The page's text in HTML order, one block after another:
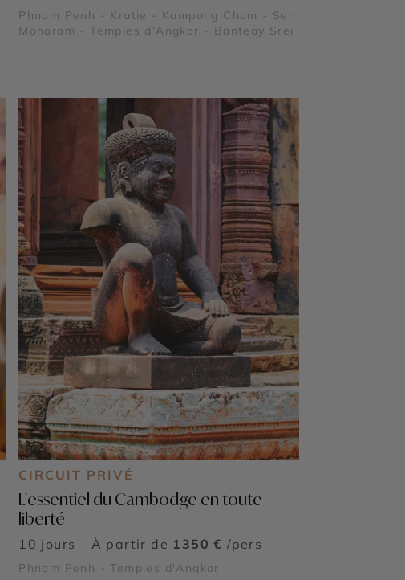
Phnom Penh - Kratie - Kampong Cham - Sen
Monorom - Temples d'Angkor - Banteay Srei
CIRCUIT PRIVÉ
L'essentiel du Cambodge en toute
liberté
10 jours - À partir de 1350 € /pers
Phnom Penh - Temples d'Angkor